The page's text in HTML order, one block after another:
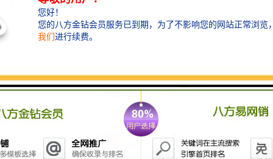
友合作。一直秉承满足用户需求，至真至诚，着眼现
在，放眼未来的经营理念。